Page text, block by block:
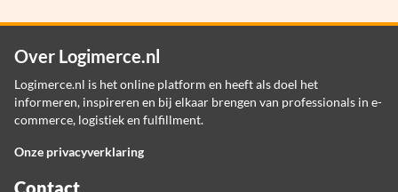
Over Logimerce.nl
Logimerce.nl is het online platform en heeft als doel het
informeren, inspireren en bij elkaar brengen van professionals in e-
commerce, logistiek en fulfillment.
Onze privacyverklaring
Contact